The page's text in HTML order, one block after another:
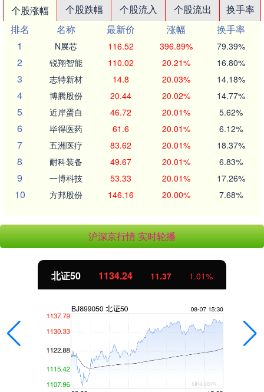
个股涨幅 个股跌幅 个股流入 个股流出
换手率
排名
名称 最新价 涨幅
换手率
1
N展芯 116.52 396.89% 79.39%
2 锐翔智能 110.02 20.21% 16.80%
3 志特新材 14.8 20.03% 14.18%
4 博腾股份 20.44 20.02% 14.77%
5 近岸蛋白 46.72 20.01% 5.62%
6 毕得医药 61.6 20.01% 6.12%
7 五洲医疗 83.62 20.01% 18.37%
8 耐科装备 49.67 20.01% 6.83%
9 一博科技 53.33 20.01% 17.26%
10 方邦股份 146.16 20.00% 7.68%
沪深京行情 实时轮播
北证50 1134.24 11.37 1.01%